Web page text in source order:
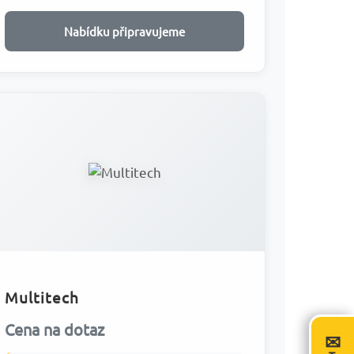
Nabídku připravujeme
Multitech
Cena na dotaz
✉